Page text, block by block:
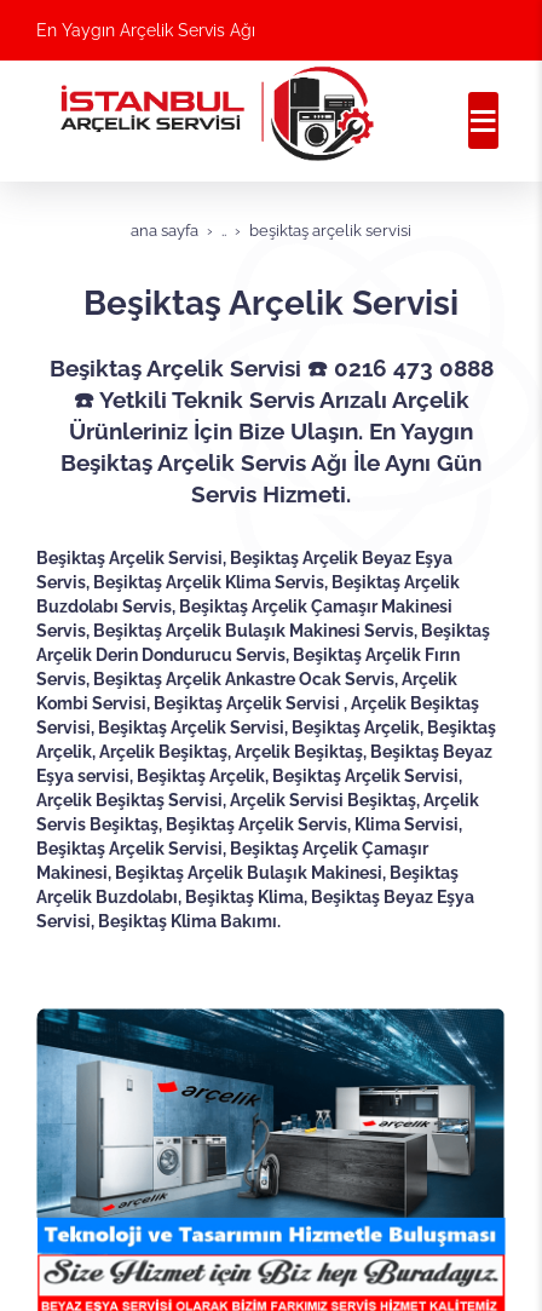
En Yaygın Arçelik Servis Ağı
ana sayfa .. beşiktaş arçelik servisi
Beşiktaş Arçelik Servisi
Beşiktaş Arçelik Servisi ☎️ 0216 473 0888
☎️ Yetkili Teknik Servis Arızalı Arçelik
Ürünleriniz İçin Bize Ulaşın. En Yaygın
Beşiktaş Arçelik Servis Ağı İle Aynı Gün
Servis Hizmeti.
Beşiktaş Arçelik Servisi, Beşiktaş Arçelik Beyaz Eşya
Servis, Beşiktaş Arçelik Klima Servis, Beşiktaş Arçelik
Buzdolabı Servis, Beşiktaş Arçelik Çamaşır Makinesi
Servis, Beşiktaş Arçelik Bulaşık Makinesi Servis, Beşiktaş
Arçelik Derin Dondurucu Servis, Beşiktaş Arçelik Fırın
Servis, Beşiktaş Arçelik Ankastre Ocak Servis, Arçelik
Kombi Servisi, Beşiktaş Arçelik Servisi , Arçelik Beşiktaş
Servisi, Beşiktaş Arçelik Servisi, Beşiktaş Arçelik, Beşiktaş
Arçelik, Arçelik Beşiktaş, Arçelik Beşiktaş, Beşiktaş Beyaz
Eşya servisi, Beşiktaş Arçelik, Beşiktaş Arçelik Servisi,
Arçelik Beşiktaş Servisi, Arçelik Servisi Beşiktaş, Arçelik
Servis Beşiktaş, Beşiktaş Arçelik Servis, Klima Servisi,
Beşiktaş Arçelik Servisi, Beşiktaş Arçelik Çamaşır
Makinesi, Beşiktaş Arçelik Bulaşık Makinesi, Beşiktaş
Arçelik Buzdolabı, Beşiktaş Klima, Beşiktaş Beyaz Eşya
Servisi, Beşiktaş Klima Bakımı.